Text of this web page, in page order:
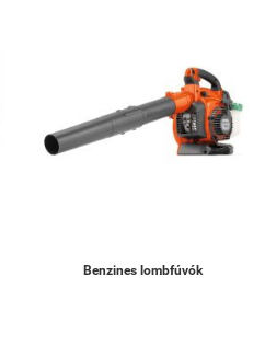
Benzines lombfúvók